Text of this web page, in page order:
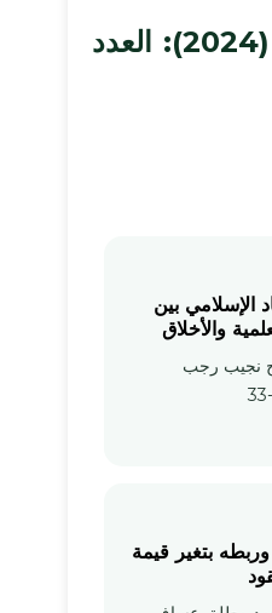
مجلد 5 عدد 1 (2024): العدد
الإسلامي بين
والأخلاق
نجيب رجب
بتغير قيمة